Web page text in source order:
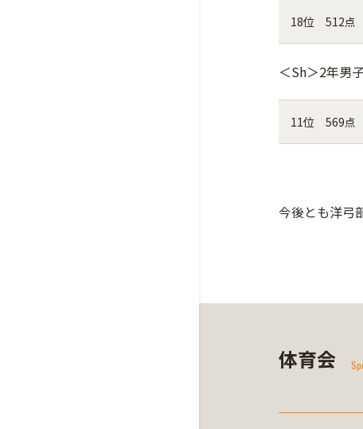
18位 512点
＜Sh＞2年男
11位 569点
今後とも洋弓
体育会